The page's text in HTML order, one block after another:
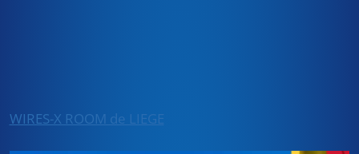
WIRES-X ROOM de LIEGE